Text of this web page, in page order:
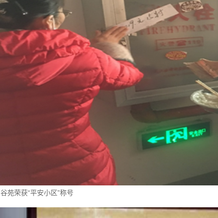
苑荣获“平安小区”称号